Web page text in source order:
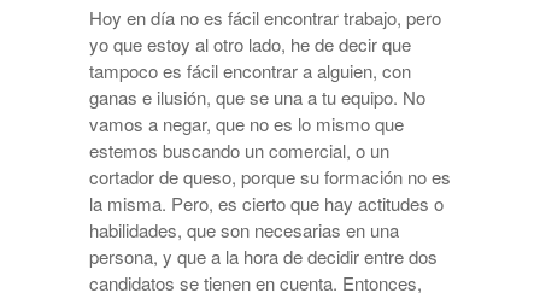
Hoy en día no es fácil encontrar trabajo, pero
yo que estoy al otro lado, he de decir que
tampoco es fácil encontrar a alguien, con
ganas e ilusión, que se una a tu equipo. No
vamos a negar, que no es lo mismo que
estemos buscando un comercial, o un
cortador de queso, porque su formación no es
la misma. Pero, es cierto que hay actitudes o
habilidades, que son necesarias en una
persona, y que a la hora de decidir entre dos
candidatos se tienen en cuenta. Entonces,